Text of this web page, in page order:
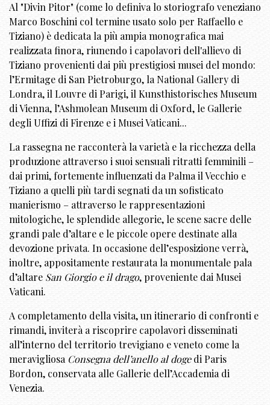
Al "Divin Pitor" (come lo definiva lo storiografo veneziano
Marco Boschini col termine usato solo per Raffaello e
Tiziano) è dedicata la più ampia monografica mai
realizzata finora, riunendo i capolavori dell'allievo di
Tiziano provenienti dai più prestigiosi musei del mondo:
l’Ermitage di San Pietroburgo, la National Gallery di
Londra, il Louvre di Parigi, il Kunsthistorisches Museum
di Vienna, l’Ashmolean Museum di Oxford, le Gallerie
degli Uffizi di Firenze e i Musei Vaticani...
La rassegna ne racconterà la varietà e la ricchezza della
produzione attraverso i suoi sensuali ritratti femminili –
dai primi, fortemente influenzati da Palma il Vecchio e
Tiziano a quelli più tardi segnati da un sofisticato
manierismo – attraverso le rappresentazioni
mitologiche, le splendide allegorie, le scene sacre delle
grandi pale d’altare e le piccole opere destinate alla
devozione privata. In occasione dell’esposizione verrà,
inoltre, appositamente restaurata la monumentale pala
d’altare San Giorgio e il drago, proveniente dai Musei
Vaticani.
A completamento della visita, un itinerario di confronti e
rimandi, inviterà a riscoprire capolavori disseminati
all’interno del territorio trevigiano e veneto come la
meravigliosa Consegna dell’anello al dogedi Paris
Bordon, conservata alle Gallerie dell’Accademia di
Venezia.